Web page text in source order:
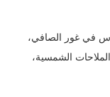
في غور الصافي،
الشمسية،